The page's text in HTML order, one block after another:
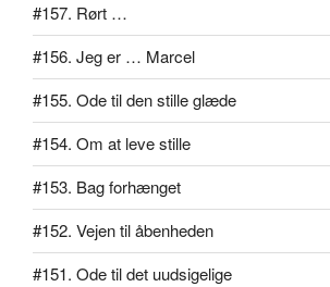
#157. Rørt …
#156. Jeg er … Marcel
#155. Ode til den stille glæde
#154. Om at leve stille
#153. Bag forhænget
#152. Vejen til åbenheden
#151. Ode til det uudsigelige